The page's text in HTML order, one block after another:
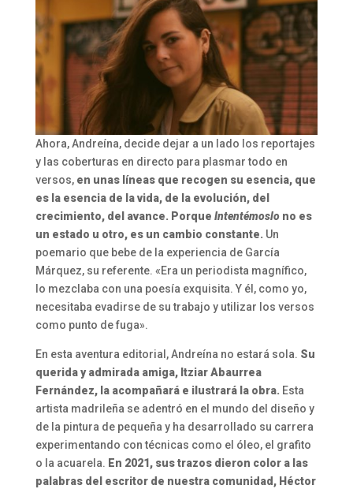
Ahora, Andreína, decide dejar a un lado los reportajes
y las coberturas en directo para plasmar todo en
versos, en unas líneas que recogen su esencia, que
es la esencia de la vida, de la evolución, del
crecimiento, del avance. Porque Intentémoslono es
un estado u otro, es un cambio constante. Un
poemario que bebe de la experiencia de García
Márquez, su referente. «Era un periodista magnífico,
lo mezclaba con una poesía exquisita. Y él, como yo,
necesitaba evadirse de su trabajo y utilizar los versos
como punto de fuga».
En esta aventura editorial, Andreína no estará sola. Su
querida y admirada amiga, Itziar Abaurrea
Fernández, la acompañará e ilustrará la obra. Esta
artista madrileña se adentró en el mundo del diseño y
de la pintura de pequeña y ha desarrollado su carrera
experimentando con técnicas como el óleo, el grafito
o la acuarela. En 2021, sus trazos dieron color a las
palabras del escritor de nuestra comunidad, Héctor